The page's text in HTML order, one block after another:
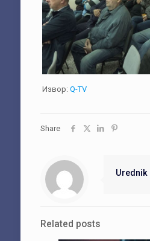
Извор: Q-TV
Share
Urednik
Related posts